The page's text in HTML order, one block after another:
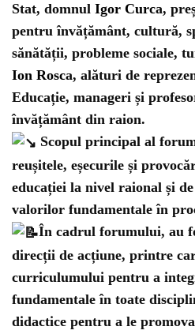
Stat, domnul Igor Curca,
pentru învățământ, cultură,
sănătății, probleme sociale,
Ion Rosca, alături de
Educație, manageri și
învățământ din raion.
Scopul principal al
reușitele, eșecurile și
educației la nivel raional și
valorilor fundamentale în
În cadrul forumului, au
direcții de acțiune, printre
curriculumului pentru a
fundamentale în toate
didactice pentru a le